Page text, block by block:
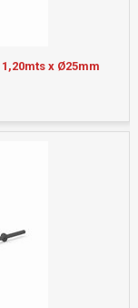
1,20mts x Ø25mm